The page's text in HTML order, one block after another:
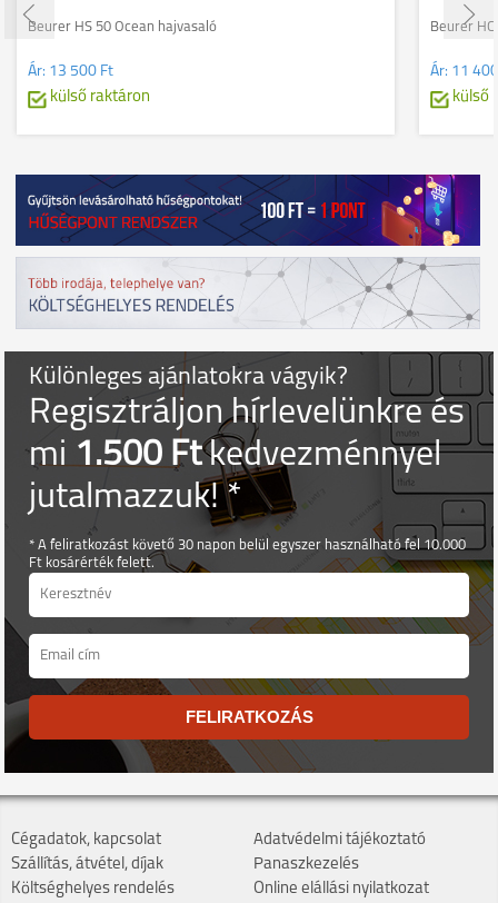
Beurer HS 50 Ocean hajvasaló
Ár: 13 500 Ft
külső raktáron
Beurer
Ár: 11
külső
Különleges ajánlatokra vágyik?
Regisztráljon hírlevelünkre és
mi1.500 Ftkedvezménnyel
jutalmazzuk! *
* A feliratkozást követő 30 napon belül egyszer használható fel 10.000
Ft kosárérték felett.
FELIRATKOZÁS
Cégadatok, kapcsolat
Szállítás, átvétel, díjak
Költséghelyes rendelés
Adatvédelmi tájékoztató
Panaszkezelés
Online elállási nyilatkozat